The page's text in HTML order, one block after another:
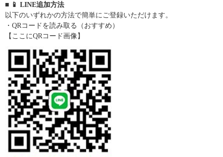
■ 📱 LINE追加方法
以下のいずれかの方法で簡単にご登録いただけます。
・QRコードを読み取る（おすすめ）
【ここにQRコード画像】